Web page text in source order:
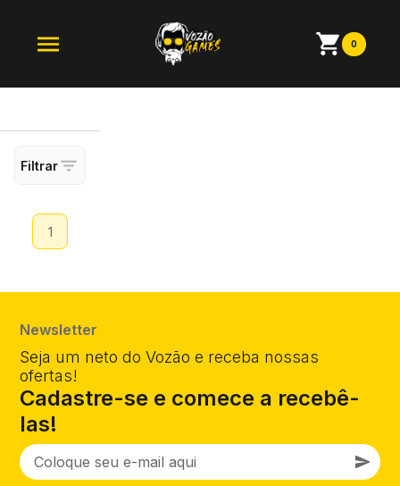
0
Filtrar
1
Newsletter
Seja um neto do Vozão e receba nossas
ofertas!
Cadastre-se e comece a recebê-
las!